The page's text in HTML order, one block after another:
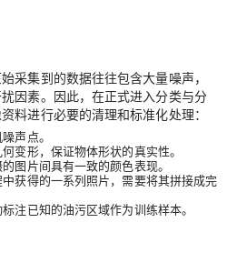
采集到的数据往往包含大量噪声，
因素。因此，在正式进入分类与分
料进行必要的清理和标准化处理：
声点。
变形，保证物体形状的真实性。
图片间具有一致的颜色表现。
获得的一系列照片，需要将其拼接成完
注已知的油污区域作为训练样本。